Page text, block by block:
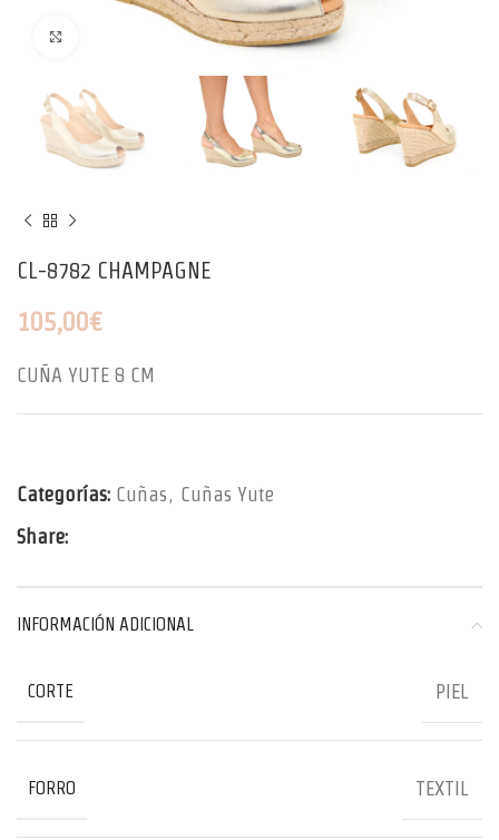
CL-8782 CHAMPAGNE
105,00€
CUÑA YUTE 8 CM
Categorías: Cuñas, Cuñas Yute
Share:
INFORMACIÓN ADICIONAL
CORTE PIEL
FORRO TEXTIL